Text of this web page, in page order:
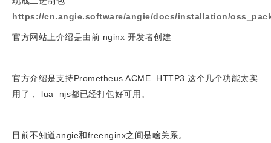
https://cn.angie.software/angie/docs/installation/
官方网站上介绍是由前 nginx 开发者创建
官方介绍是支持Prometheus ACME HTTP3 这个几个功能太实
用了， lua njs都已经打包好可用。
目前不知道angie和freenginx之间是啥关系。